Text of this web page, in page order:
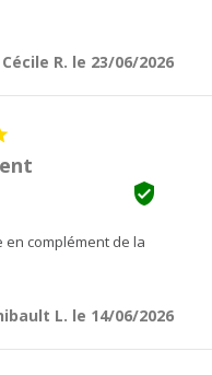
R. le 23/06/2026

complément de la
L. le 14/06/2026